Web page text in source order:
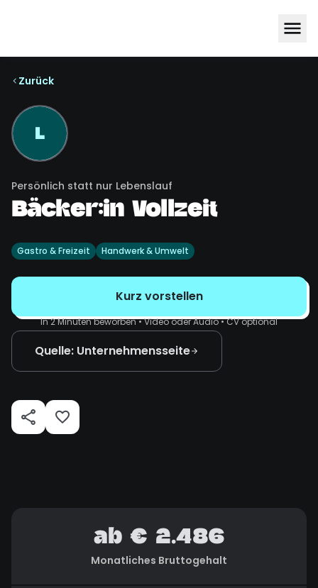
Zurück
L
Persönlich statt nur Lebenslauf
Bäcker:in Vollzeit
Gastro & Freizeit Handwerk & Umwelt
Kurz vorstellen
In 2 Minuten beworben • Video oder Audio • CV optional
Quelle: Unternehmensseite
ab € 2.486
Monatliches Bruttogehalt